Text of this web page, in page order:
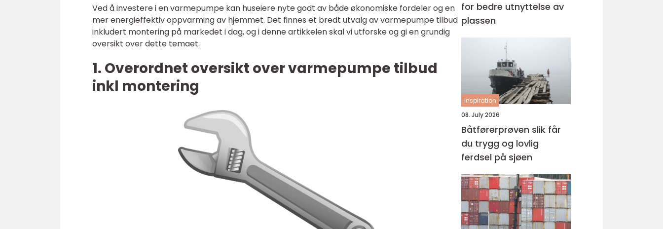
Ved å investere i en varmepumpe kan huseiere nyte godt av både økonomiske fordeler og en
mer energieffektiv oppvarming av hjemmet. Det finnes et bredt utvalg av varmepumpe tilbud
inkludert montering på markedet i dag, og i denne artikkelen skal vi utforske og gi en grundig
oversikt over dette temaet.
1. Overordnet oversikt over varmepumpe tilbud
inkl montering
for bedre utnyttelse av
plassen
inspiration
08. July 2026
Båtførerprøven slik får
du trygg og lovlig
ferdsel på sjøen